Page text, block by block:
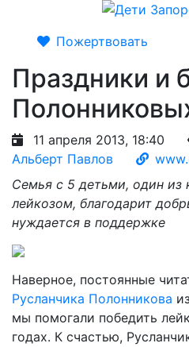
Пожертвовать
Праздники и
11 апреля 2013, 18:40
Альберт Павлов
Семья с 5 детьми, один из
лейкозом, благодарит
нуждается в поддержке
Наверное, постоянные
Русланчика Полонникова
мы помогали победить
годах. К счастью,